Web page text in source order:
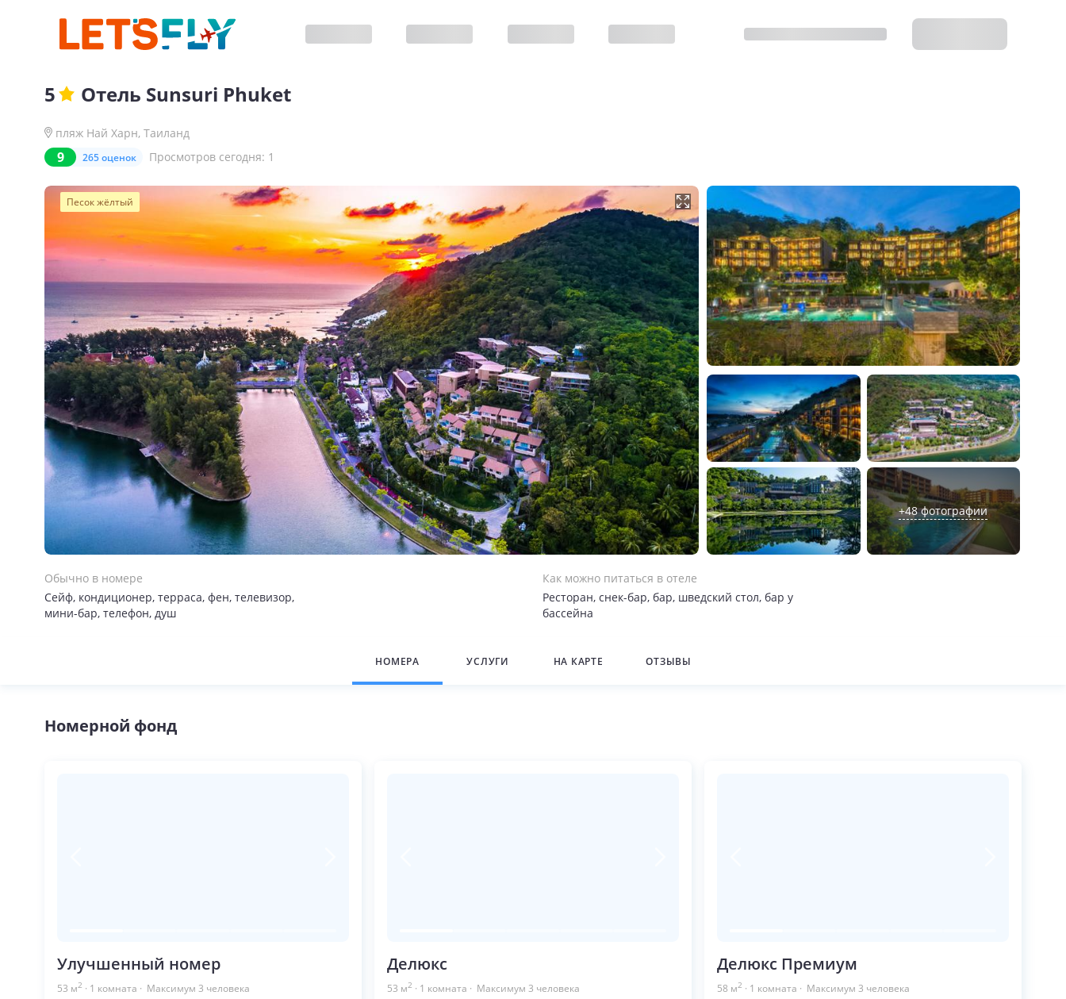
5 Отель Sunsuri Phuket
пляж Най Харн, Таиланд
9 265 оценок Просмотров сегодня: 1
Песок жёлтый
+48фотографии
Обычно в номере
Сейф, кондиционер, терраса, фен, телевизор,
мини-бар, телефон, душ
Как можно питаться в отеле
Ресторан, снек-бар, бар, шведский стол, бар у
бассейна
НОМЕРА УСЛУГИ НА КАРТЕ ОТЗЫВЫ
Номерной фонд
Улучшенный номер
53 м2 · 1 комната · Максимум 3 человека
Делюкс
53 м2 · 1 комната · Максимум 3 человека
Делюкс Премиум
58 м2 · 1 комната · Максимум 3 человека